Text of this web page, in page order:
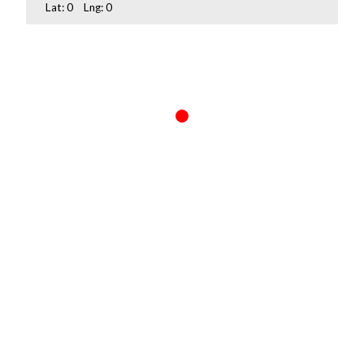
Lat:0 Lng:0